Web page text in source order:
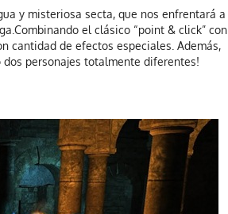
y misteriosa secta, que nos enfrentará a
el clásico “point & click” con
cantidad de efectos especiales. Además,
personajes totalmente diferentes!